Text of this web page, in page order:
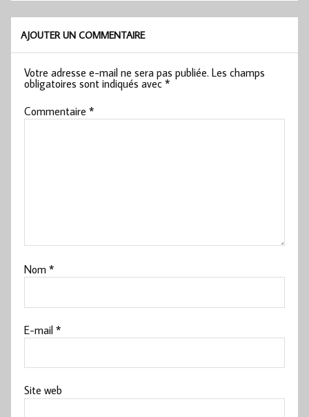
AJOUTER UN COMMENTAIRE
Votre adresse e-mail ne sera pas publiée. Les champs
obligatoires sont indiqués avec*
Commentaire*
Nom*
E-mail*
Site web